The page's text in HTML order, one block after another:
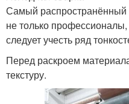
Самый распространённый
не только
следует учесть ряд
Перед раскроем
текстуру.